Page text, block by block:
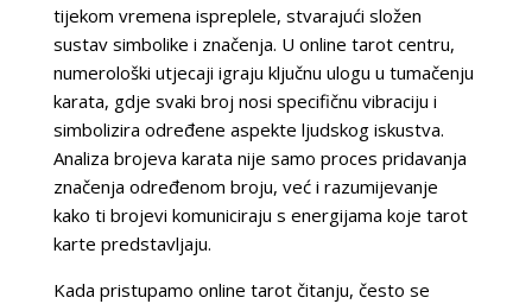
tijekom vremena ispreplele, stvarajući složen
sustav simbolike i značenja. U online tarot centru,
numerološki utjecaji igraju ključnu ulogu u tumačenju
karata, gdje svaki broj nosi specifičnu vibraciju i
simbolizira određene aspekte ljudskog iskustva.
Analiza brojeva karata nije samo proces pridavanja
značenja određenom broju, već i razumijevanje
kako ti brojevi komuniciraju s energijama koje tarot
karte predstavljaju.
Kada pristupamo online tarot čitanju, često se